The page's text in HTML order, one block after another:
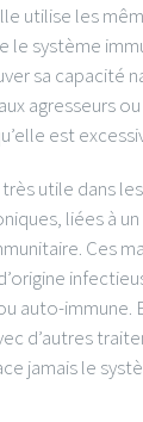
utilise les
le système
sa capacité
agresseurs
est
utile dans
liées à
Ces
auto-immune.
d’autres
jamais le